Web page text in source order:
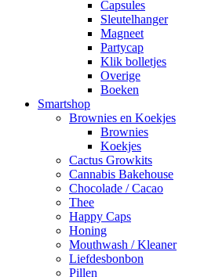
Capsules
Sleutelhanger
Magneet
Partycap
Klik bolletjes
Overige
Boeken
Smartshop
Brownies en Koekjes
Brownies
Koekjes
Cactus Growkits
Cannabis Bakehouse
Chocolade / Cacao
Thee
Happy Caps
Honing
Mouthwash / Kleaner
Liefdesbonbon
Pillen